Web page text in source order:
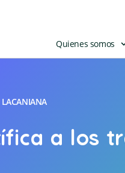
Quienes somos
LACANIANA
a los